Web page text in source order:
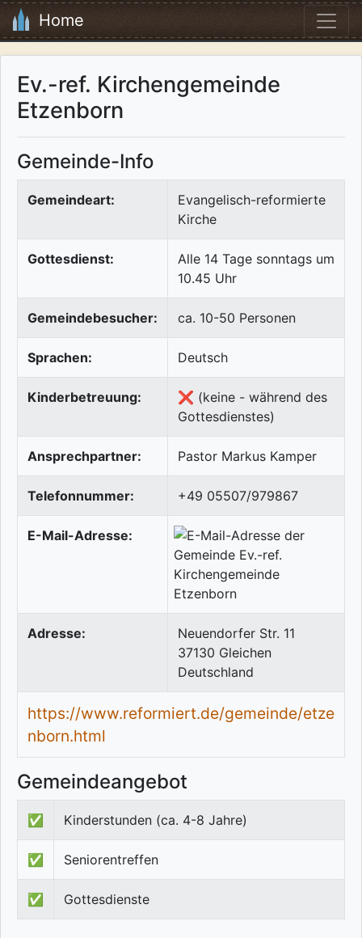
Home
Ev.-ref. Kirchengemeinde
Etzenborn
Gemeinde-Info
Gemeindeart:
Evangelisch-reformierte
Kirche
Gottesdienst:
Alle 14 Tage sonntags um
10.45 Uhr
Gemeindebesucher: ca. 10-50 Personen
Sprachen: Deutsch
Kinderbetreuung:
❌ (keine - während des
Gottesdienstes)
Ansprechpartner: Pastor Markus Kamper
Telefonnummer: +49 05507/979867
E-Mail-Adresse:
Adresse:
Neuendorfer Str. 11
37130 Gleichen
Deutschland
https://www.reformiert.de/gemeinde/etze
nborn.html
Gemeindeangebot
✅ Kinderstunden (ca. 4-8 Jahre)
✅ Seniorentreffen
✅ Gottesdienste